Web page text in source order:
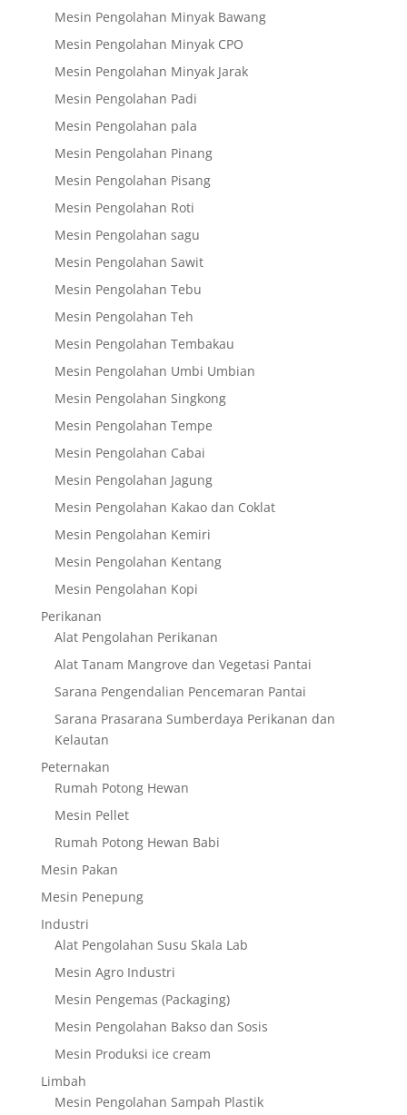
Mesin Pengolahan Minyak Bawang
Mesin Pengolahan Minyak CPO
Mesin Pengolahan Minyak Jarak
Mesin Pengolahan Padi
Mesin Pengolahan pala
Mesin Pengolahan Pinang
Mesin Pengolahan Pisang
Mesin Pengolahan Roti
Mesin Pengolahan sagu
Mesin Pengolahan Sawit
Mesin Pengolahan Tebu
Mesin Pengolahan Teh
Mesin Pengolahan Tembakau
Mesin Pengolahan Umbi Umbian
Mesin Pengolahan Singkong
Mesin Pengolahan Tempe
Mesin Pengolahan Cabai
Mesin Pengolahan Jagung
Mesin Pengolahan Kakao dan Coklat
Mesin Pengolahan Kemiri
Mesin Pengolahan Kentang
Mesin Pengolahan Kopi
Perikanan
Alat Pengolahan Perikanan
Alat Tanam Mangrove dan Vegetasi Pantai
Sarana Pengendalian Pencemaran Pantai
Sarana Prasarana Sumberdaya Perikanan dan
Kelautan
Peternakan
Rumah Potong Hewan
Mesin Pellet
Rumah Potong Hewan Babi
Mesin Pakan
Mesin Penepung
Industri
Alat Pengolahan Susu Skala Lab
Mesin Agro Industri
Mesin Pengemas (Packaging)
Mesin Pengolahan Bakso dan Sosis
Mesin Produksi ice cream
Limbah
Mesin Pengolahan Sampah Plastik